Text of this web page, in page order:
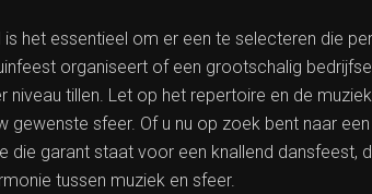
is het essentieel om er een te selecteren die
organiseert of een grootschalig
niveau tillen. Let op het repertoire en de
gewenste sfeer. Of u nu op zoek bent naar
die garant staat voor een knallend dansfeest,
tussen muziek en sfeer.